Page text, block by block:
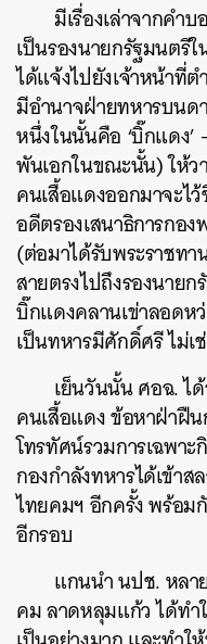
มีเรื่องเล่าจากคำ
เป็นรองนายกรัฐมนตรี
ได้แจ้งไปยังเจ้าหน้าที่
มีอำนาจฝ่ายทหารบนด
หนึ่งในนั้นคือ ‘บิ๊กแดง
พันเอกในขณะนั้น) ให้ว
คนเสื้อแดงออกมาจะไ
อดีตรองเสนาธิการกอ
(ต่อมาได้รับพระราชท
สายตรงไปถึงรองนาย
บิ๊กแดงคลานเข่าลอดห
เป็นทหารมีศักดิ์ศรี ไม่
เย็นวันนั้น ศอฉ. ไ
คนเสื้อแดง ข้อหาฝ่าฝื
โทรทัศน์รวมการเฉพา
กองกำลังทหารได้เข้า
ไทยคมฯ อีกครั้ง พร้อ
อีกรอบ
แกนนำ นปช. หลา
คม ลาดหลุมแก้ว ได้ทำ